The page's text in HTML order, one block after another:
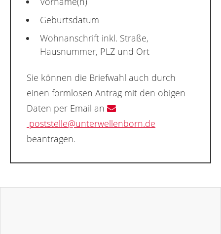
Geburtsdatum
Wohnanschrift inkl. Straße,
Hausnummer, PLZ und Ort
Sie können die Briefwahl auch durch
einen formlosen Antrag mit den obigen
Daten per Email an
poststelle@unterwellenborn.de
beantragen.